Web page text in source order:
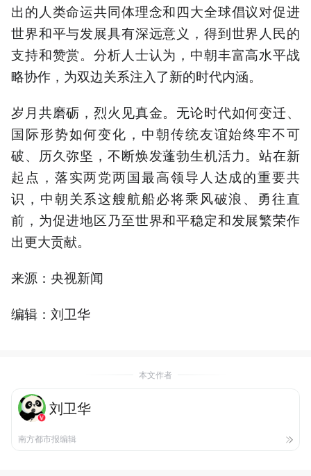
出的人类命运共同体理念和四大全球倡议对促进
世界和平与发展具有深远意义，得到世界人民的
支持和赞赏。分析人士认为，中朝丰富高水平战
略协作，为双边关系注入了新的时代内涵。
岁月共磨砺，烈火见真金。无论时代如何变迁、
国际形势如何变化，中朝传统友谊始终牢不可
破、历久弥坚，不断焕发蓬勃生机活力。站在新
起点，落实两党两国最高领导人达成的重要共
识，中朝关系这艘航船必将乘风破浪、勇往直
前，为促进地区乃至世界和平稳定和发展繁荣作
出更大贡献。
来源：央视新闻
编辑：刘卫华
本文作者
刘卫华
南方都市报编辑